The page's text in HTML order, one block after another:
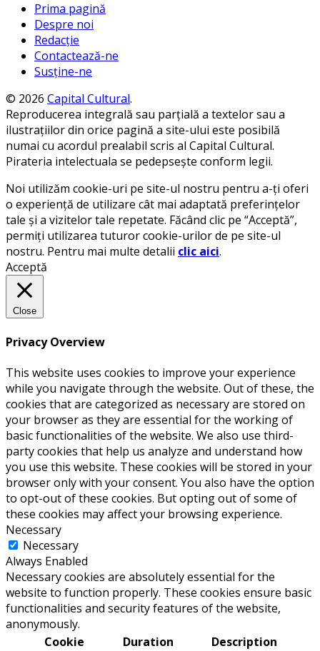
Prima pagină
Despre noi
Redacție
Contactează-ne
Susține-ne
© 2026 Capital Cultural.
Reproducerea integrală sau parțială a textelor sau a
ilustrațiilor din orice pagină a site-ului este posibilă
numai cu acordul prealabil scris al Capital Cultural.
Pirateria intelectuala se pedepsește conform legii.
Noi utilizăm cookie-uri pe site-ul nostru pentru a-ți oferi
o experiență de utilizare cât mai adaptată preferințelor
tale și a vizitelor tale repetate. Făcând clic pe “Acceptă”,
permiți utilizarea tuturor cookie-urilor de pe site-ul
nostru. Pentru mai multe detalii clic aici.
Acceptă
Close
Privacy Overview
This website uses cookies to improve your experience
while you navigate through the website. Out of these, the
cookies that are categorized as necessary are stored on
your browser as they are essential for the working of
basic functionalities of the website. We also use third-
party cookies that help us analyze and understand how
you use this website. These cookies will be stored in your
browser only with your consent. You also have the option
to opt-out of these cookies. But opting out of some of
these cookies may affect your browsing experience.
Necessary
Necessary
Always Enabled
Necessary cookies are absolutely essential for the
website to function properly. These cookies ensure basic
functionalities and security features of the website,
anonymously.
Cookie
Duration Description